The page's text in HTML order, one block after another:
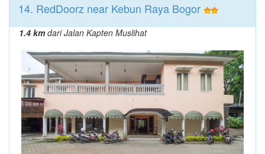
14. RedDoorz near Kebun Raya Bogor
1.4 kmdari Jalan Kapten Muslihat